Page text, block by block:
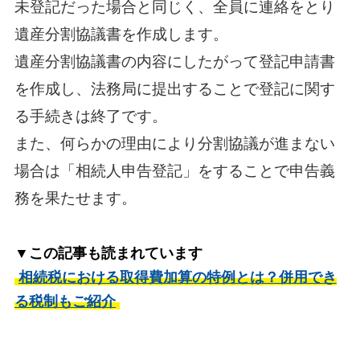
未登記だった場合と同じく、全員に連絡をとり
遺産分割協議書を作成します。
遺産分割協議書の内容にしたがって登記申請書
を作成し、法務局に提出することで登記に関す
る手続きは終了です。
また、何らかの理由により分割協議が進まない
場合は「相続人申告登記」をすることで申告義
務を果たせます。
▼この記事も読まれています
相続税における取得費加算の特例とは？併用でき
る税制もご紹介